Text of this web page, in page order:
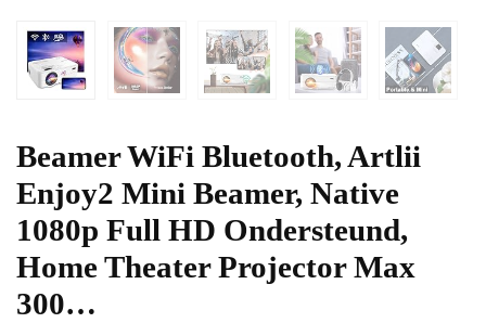
Beamer WiFi Bluetooth, Artlii
Enjoy2 Mini Beamer, Native
1080p Full HD Ondersteund,
Home Theater Projector Max
300…